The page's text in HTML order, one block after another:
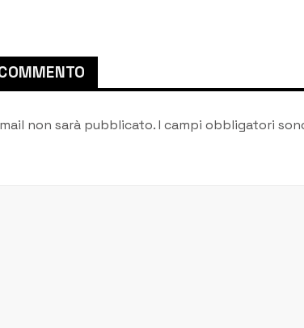
non sarà pubblicato.I campi obbligatori